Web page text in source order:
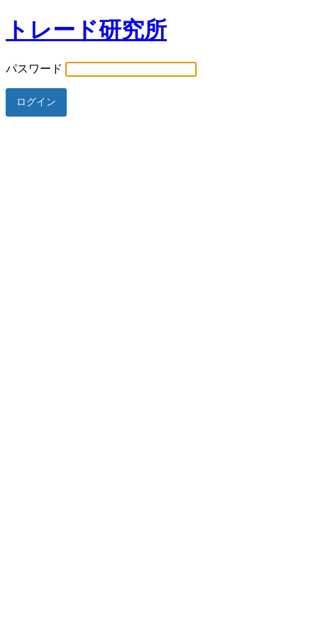
トレード研究所
パスワード